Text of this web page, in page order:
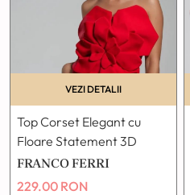
Top Corset Elegant cu
Floare Statement 3D
FRANCO FERRI
229.00 RON
VEZI DETALII